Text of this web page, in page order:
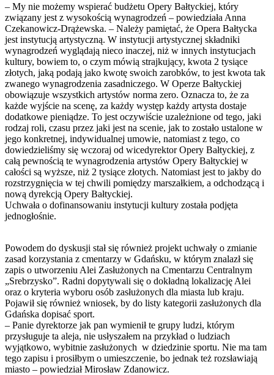
– My nie możemy wspierać budżetu Opery Bałtyckiej, który
związany jest z wysokością wynagrodzeń – powiedziała Anna
Czekanowicz-Drążewska. – Należy pamiętać, że Opera Bałtycka
jest instytucją artystyczną. W instytucji artystycznej składniki
wynagrodzeń wyglądają nieco inaczej, niż w innych instytucjach
kultury, bowiem to, o czym mówią strajkujący, kwota 2 tysiące
złotych, jaką podają jako kwotę swoich zarobków, to jest kwota tak
zwanego wynagrodzenia zasadniczego. W Operze Bałtyckiej
obowiązuje wszystkich artystów norma zero. Oznacza to, że za
każde wyjście na scenę, za każdy występ każdy artysta dostaje
dodatkowe pieniądze. To jest oczywiście uzależnione od tego, jaki
rodzaj roli, czasu przez jaki jest na scenie, jak to zostało ustalone w
jego konkretnej, indywidualnej umowie, natomiast z tego, co
dowiedzieliśmy się wczoraj od wicedyrektor Opery Bałtyckiej, z
całą pewnością te wynagrodzenia artystów Opery Bałtyckiej w
całości są wyższe, niż 2 tysiące złotych. Natomiast jest to jakby do
rozstrzygnięcia w tej chwili pomiędzy marszałkiem, a odchodzącą i
nową dyrekcją Opery Bałtyckiej.
Uchwała o dofinansowaniu instytucji kultury została podjęta
jednogłośnie.
Powodem do dyskusji stał się również projekt uchwały o zmianie
zasad korzystania z cmentarzy w Gdańsku, w którym znalazł się
zapis o utworzeniu Alei Zasłużonych na Cmentarzu Centralnym
„Srebrzysko”. Radni dopytywali się o dokładną lokalizację Alei
oraz o kryteria wyboru osób zasłużonych dla miasta lub kraju.
Pojawił się również wniosek, by do listy kategorii zasłużonych dla
Gdańska dopisać sport.
– Panie dyrektorze jak pan wymienił te grupy ludzi, którym
przysługuje ta aleja, nie usłyszałem na przykład o ludziach
wyjątkowo, wybitnie zasłużonych w dziedzinie sportu. Nie ma tam
tego zapisu i prosiłbym o umieszczenie, bo jednak też rozsławiają
miasto – powiedział Mirosław Zdanowicz.